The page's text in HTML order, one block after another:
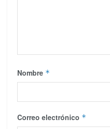
Nombre *
Correo electrónico *